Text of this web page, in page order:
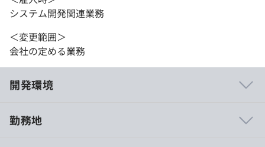
システム開発関連業務
＜変更範囲＞
会社の定める業務
開発環境
勤務地